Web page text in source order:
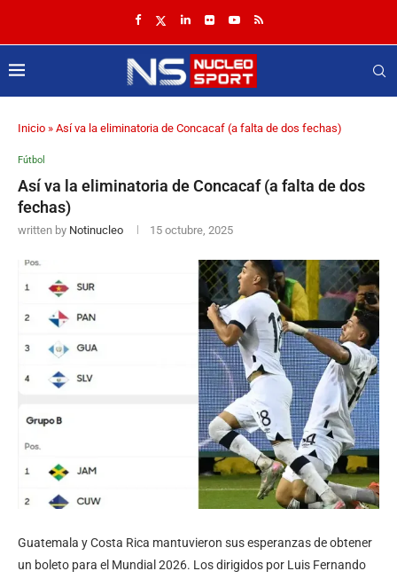
Inicio » Así va la eliminatoria de Concacaf (a falta de dos fechas)
Fútbol
Así va la eliminatoria de Concacaf (a falta de dos
fechas)
written by Notinucleo 15 octubre, 2025
Guatemala y Costa Rica mantuvieron sus esperanzas de obtener
un boleto para el Mundial 2026. Los dirigidos por Luis Fernando